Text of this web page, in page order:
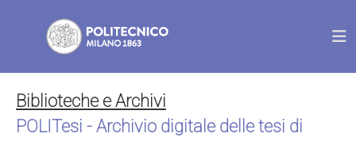
Biblioteche e Archivi
POLITesi - Archivio digitale delle tesi di